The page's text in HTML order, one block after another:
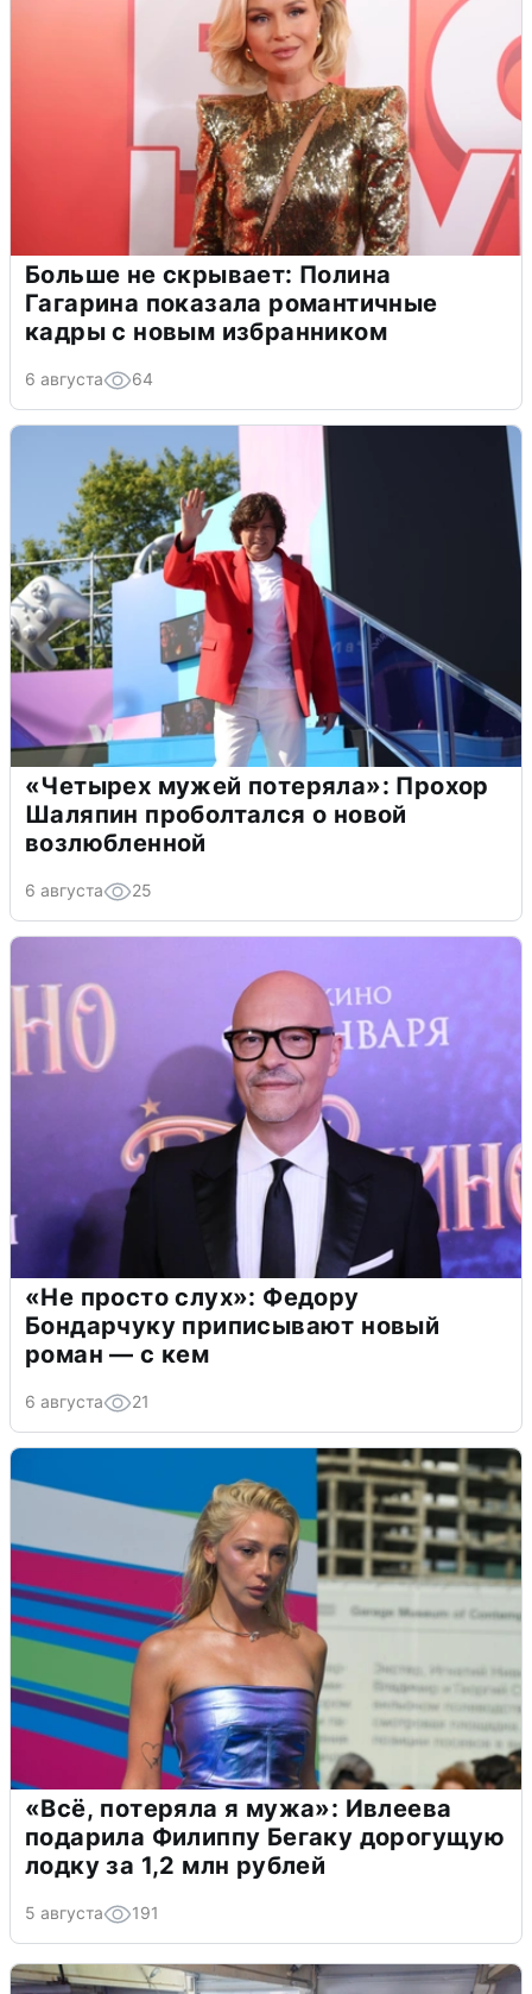
Больше не скрывает: Полина
Гагарина показала романтичные
кадры с новым избранником
6 августа 64
«Четырех мужей потеряла»: Прохор
Шаляпин проболтался о новой
возлюбленной
6 августа 25
«Не просто слух»: Федору
Бондарчуку приписывают новый
роман — с кем
6 августа 21
«Всё, потеряла я мужа»: Ивлеева
подарила Филиппу Бегаку дорогущую
лодку за 1,2 млн рублей
5 августа 191